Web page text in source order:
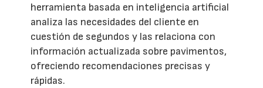
herramienta basada en inteligencia artificial
analiza las necesidades del cliente en
cuestión de segundos y las relaciona con
información actualizada sobre pavimentos,
ofreciendo recomendaciones precisas y
rápidas.